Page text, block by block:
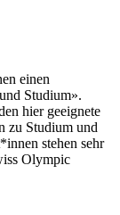
einen
Studium».
hier geeignete
zu Studium und
stehen sehr
Olympic